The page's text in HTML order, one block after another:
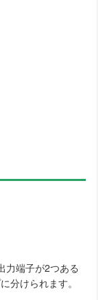
力端子が2つある
分けられます。